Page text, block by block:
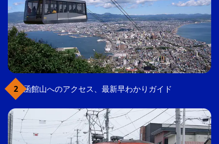
函館山へのアクセス、最新早わかりガイド